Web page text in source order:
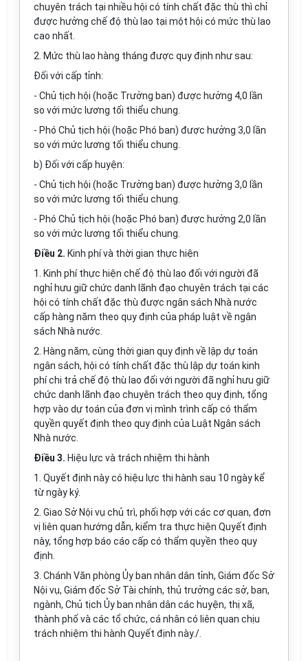
chuyên trách tại nhiều hội có tính chất đặc thù thì chỉ
được hưởng chế độ thù lao tại một hội có mức thù lao
cao nhất.
2. Mức thù lao hàng tháng được quy định như sau:
Đối với cấp tỉnh:
- Chủ tịch hội (hoặc Trưởng ban) được hưởng 4,0 lần
so với mức lương tối thiểu chung.
- Phó Chủ tịch hội (hoặc Phó ban) được hưởng 3,0 lần
so với mức lương tối thiểu chung.
b) Đối với cấp huyện:
- Chủ tịch hội (hoặc Trưởng ban) được hưởng 3,0 lần
so với mức lương tối thiểu chung.
- Phó Chủ tịch hội (hoặc Phó ban) được hưởng 2,0 lần
so với mức lương tối thiểu chung.
Điều 2. Kinh phí và thời gian thực hiện
1. Kinh phí thực hiện chế độ thù lao đối với người đã
nghỉ hưu giữ chức danh lãnh đạo chuyên trách tại các
hội có tính chất đặc thù được ngân sách Nhà nước
cấp hàng năm theo quy định của pháp luật về ngân
sách Nhà nước.
2. Hàng năm, cùng thời gian quy định về lập dự toán
ngân sách, hội có tính chất đặc thù lập dự toán kinh
phí chi trả chế độ thù lao đối với người đã nghỉ hưu giữ
chức danh lãnh đạo chuyên trách theo quy định, tổng
hợp vào dự toán của đơn vị mình trình cấp có thẩm
quyền quyết định theo quy định của Luật Ngân sách
Nhà nước.
Điều 3. Hiệu lực và trách nhiệm thi hành
1. Quyết định này có hiệu lực thi hành sau 10 ngày kể
từ ngày ký.
2. Giao Sở Nội vụ chủ trì, phối hợp với các cơ quan, đơn
vị liên quan hướng dẫn, kiểm tra thực hiện Quyết định
này, tổng hợp báo cáo cấp có thẩm quyền theo quy
định.
3. Chánh Văn phòng Ủy ban nhân dân tỉnh, Giám đốc Sở
Nội vụ, Giám đốc Sở Tài chính, thủ trưởng các sở, ban,
ngành, Chủ tịch Ủy ban nhân dân các huyện, thị xã,
thành phố và các tổ chức, cá nhân có liên quan chịu
trách nhiệm thi hành Quyết định này./.